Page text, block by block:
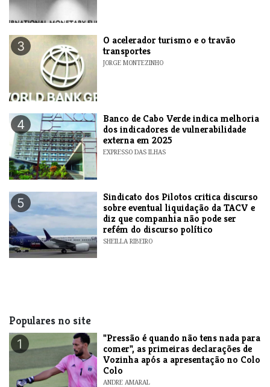
3
O acelerador turismo e o travão
transportes
JORGE MONTEZINHO
4
Banco de Cabo Verde indica melhoria
dos indicadores de vulnerabilidade
externa em 2025
EXPRESSO DAS ILHAS
5
Sindicato dos Pilotos critica discurso
sobre eventual liquidação da TACV e
diz que companhia não pode ser
refém do discurso político
SHEILLA RIBEIRO
Populares no site
1
"Pressão é quando não tens nada para
comer", as primeiras declarações de
Vozinha após a apresentação no Colo
Colo
ANDRE AMARAL